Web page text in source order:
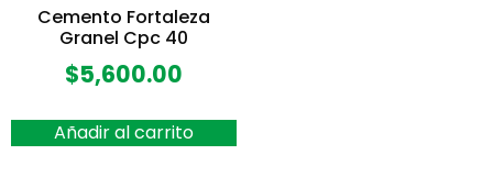
Cemento Fortaleza
Granel Cpc 40
$5,600.00
Añadir al carrito